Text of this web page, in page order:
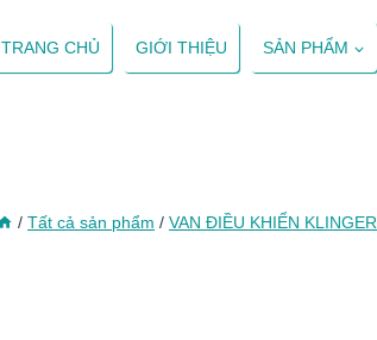
TRANG CHỦ GIỚI THIỆU SẢN PHẨM
/ Tất cả sản phẩm / VAN ĐIỀU KHIỂN KLINGER